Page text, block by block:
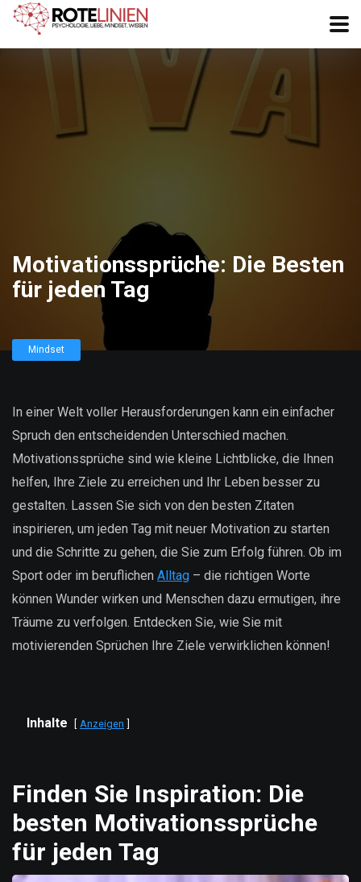
Motivationssprüche: Die Besten
für jeden Tag
Mindset
In einer Welt voller Herausforderungen kann ein einfacher
Spruch den entscheidenden Unterschied machen.
Motivationssprüche sind wie kleine Lichtblicke, die Ihnen
helfen, Ihre Ziele zu erreichen und Ihr Leben besser zu
gestalten. Lassen Sie sich von den besten Zitaten
inspirieren, um jeden Tag mit neuer Motivation zu starten
und die Schritte zu gehen, die Sie zum Erfolg führen. Ob im
Sport oder im beruflichen Alltag – die richtigen Worte
können Wunder wirken und Menschen dazu ermutigen, ihre
Träume zu verfolgen. Entdecken Sie, wie Sie mit
motivierenden Sprüchen Ihre Ziele verwirklichen können!
Inhalte Anzeigen
Finden Sie Inspiration: Die
besten Motivationssprüche
für jeden Tag